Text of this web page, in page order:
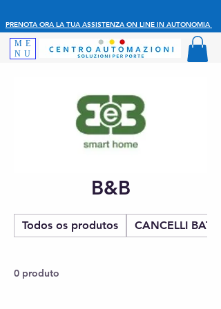
PRENOTA ORA LA TUA ASSISTENZA ON LINE IN AUTONOMIA
ME
NU
B&B
Todos os produtos CANCELLI
0 produto